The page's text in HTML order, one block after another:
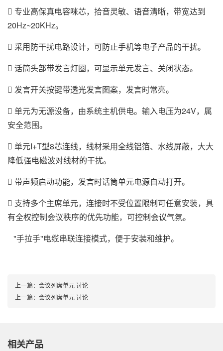
 专业高保真电容咪芯，拾音灵敏、语音清晰，带宽达到
20Hz~20KHz。
 采用防干扰电路设计，可防止手机等电子产品的干扰。
 话筒头部带发言灯圈，可显示单元发言、关闭状态。
 发言开关按键带透光发言图案，发言时常亮。
 单元为无源设备，由系统主机供电。输入电压为24V，属
安全范围。
 单元I+T型8芯连线，线材采用全线铝箔、水线屏蔽，大大
降低强电磁波对线材的干扰。
 带声频启动功能，发言时话筒单元电源自动打开。
 支持多个主席单元，连接时不受位置限制可任意安装，具
有全权控制会议秩序的优先功能，可控制会议气氛。
"手拉手"电缆串联连接模式，便于安装和维护。
上一篇： 会议列席单元 讨论
上一篇： 会议列席单元 讨论
相关产品